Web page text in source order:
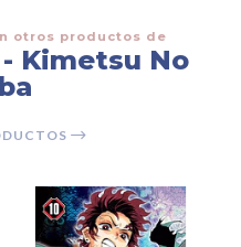
otros productos de
Kimetsu No